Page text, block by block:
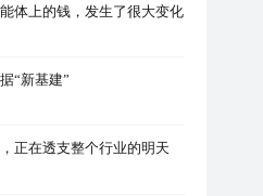
体上的钱，发生了很大变化
“新基建”
正在透支整个行业的明天